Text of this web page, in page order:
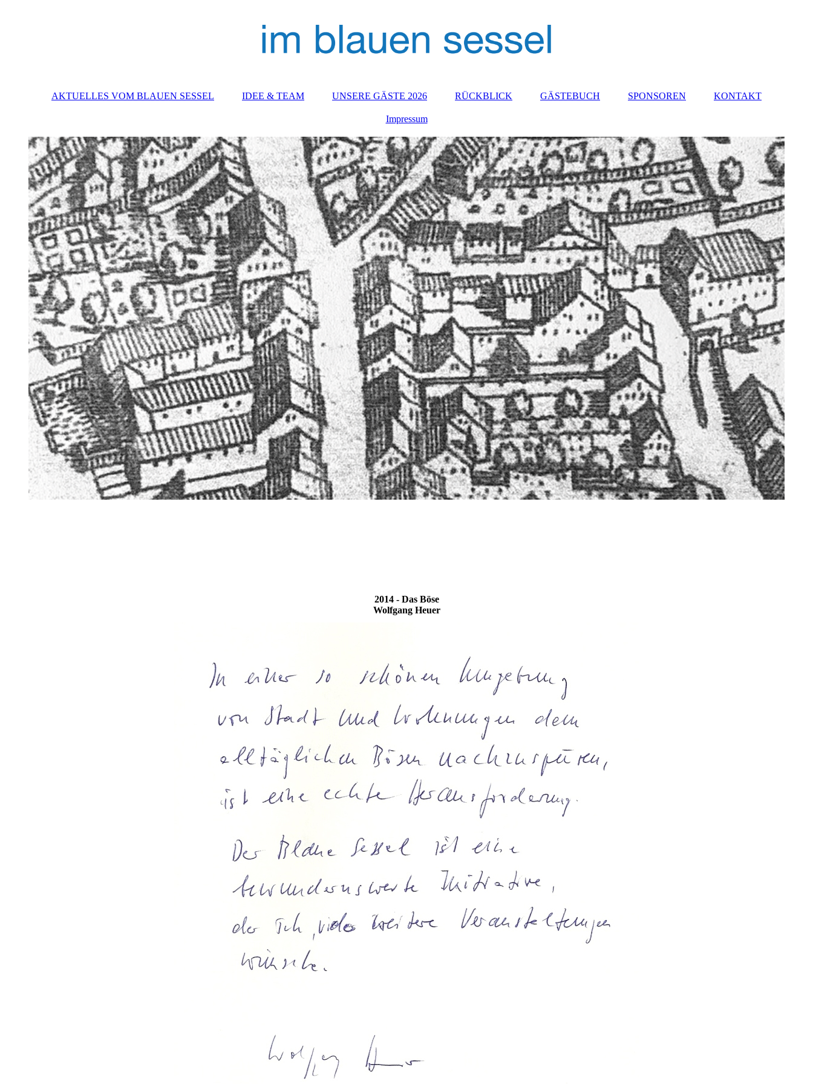
AKTUELLES VOM BLAUEN SESSEL IDEE & TEAM UNSERE GÄSTE 2026 RÜCKBLICK GÄSTEBUCH SPONSOREN KONTAKT
Impressum
2014 - Das Böse
Wolfgang Heuer